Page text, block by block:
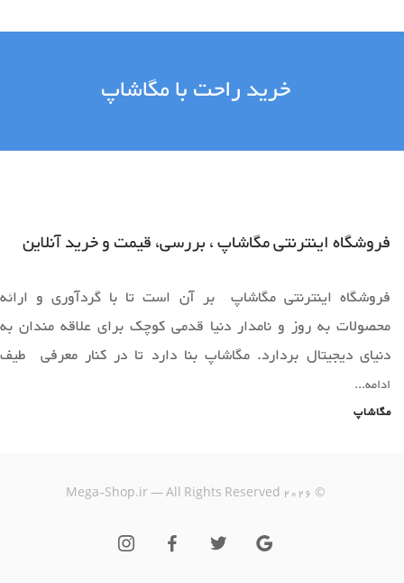
خرید راحت با مگاشاپ
فروشگاه اینترنتی مگاشاپ ، بررسی، قیمت و خرید آنلاین
فروشگاه اینترنتی مگاشاپ بر آن است تا با گردآوری و ارائه
محصولات به روز و نامدار دنیا قدمی کوچک برای علاقه مندان به
دنیای دیجیتال بردارد. مگاشاپ بنا دارد تا در کنار معرفی طیف
وسیعی از محصولات به روز دنیا ،فضایی را برای خرید آسان و ارائه
محصولات قابل عرضه دراختیار همه همراهان خود قرار دهد.
کالاهایی متنوع، باکیفیت و دارای قیمت مناسب را در مدت زمان ی
کوتاه به دست مشتریان خود برساند؛ ویژگی‌هایی که فروشگاه
اینترنتی مگاشاپ سال‌هاست بر روی آن‌ها کار کرده و توانسته از این
ادامه...
مگاشاپ
©
2026